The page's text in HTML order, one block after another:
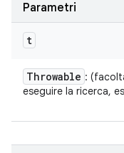
Parametri
t
Throwable :
eseguire la ricerca,